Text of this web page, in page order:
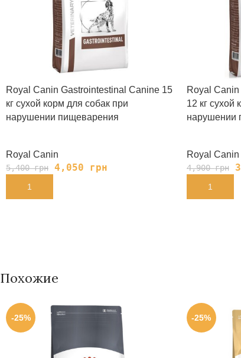
Royal Canin Gastrointestinal Canine 15
кг сухой корм для собак при
нарушении пищеварения
Royal Canin
5,400грн 4,050 грн
В КОРЗИНУ
Royal
12 кг сухой
нарушении
Royal Canin
4,900грн
В КОРЗИНУ
Похожие
-25% -25%